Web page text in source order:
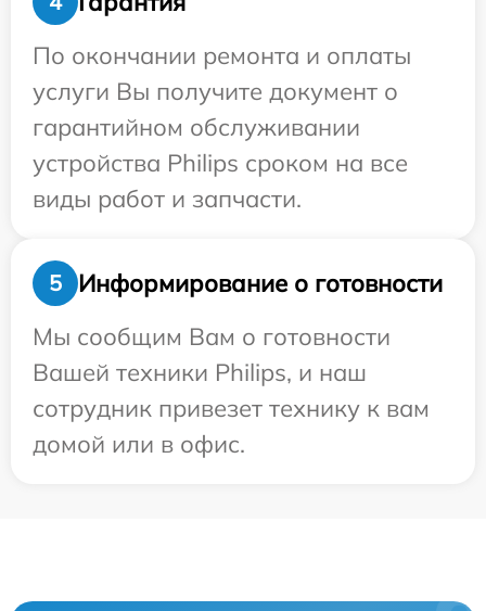
По окончании ремонта и оплаты
услуги Вы получите документ о
гарантийном обслуживании
устройства Philips сроком на все
виды работ и запчасти.
5
Информирование о готовности
Мы сообщим Вам о готовности
Вашей техники Philips, и наш
сотрудник привезет технику к вам
домой или в офис.